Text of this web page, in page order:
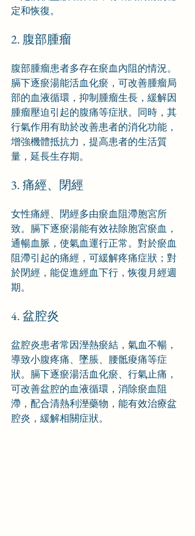
定和恢復。
2. 腹部腫瘤
腹部腫瘤患者多存在瘀血內阻的情況。
膈下逐瘀湯能活血化瘀，可改善腫瘤局
部的血液循環，抑制腫瘤生長，緩解因
腫瘤壓迫引起的腹痛等症狀。同時，其
行氣作用有助於改善患者的消化功能，
增強機體抵抗力，提高患者的生活質
量，延長生存期。
3. 痛經、閉經
女性痛經、閉經多由瘀血阻滯胞宮所
致。膈下逐瘀湯能有效祛除胞宮瘀血，
通暢血脈，使氣血運行正常。對於瘀血
阻滯引起的痛經，可緩解疼痛症狀；對
於閉經，能促進經血下行，恢復月經週
期。
4. 盆腔炎
盆腔炎患者常因溼熱瘀結，氣血不暢，
導致小腹疼痛、墜脹、腰骶痠痛等症
狀。膈下逐瘀湯活血化瘀、行氣止痛，
可改善盆腔的血液循環，消除瘀血阻
滯，配合清熱利溼藥物，能有效治療盆
腔炎，緩解相關症狀。